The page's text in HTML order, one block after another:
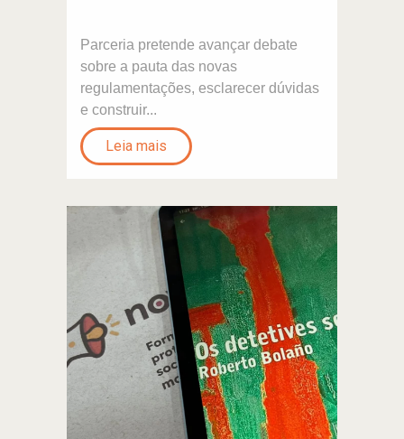
Parceria pretende avançar debate
sobre a pauta das novas
regulamentações, esclarecer dúvidas
e construir...
Leia mais